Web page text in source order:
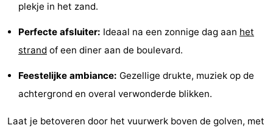
centra
Dorpen
&
Natuur
Zwembaden
-
plekje in het zand.
Perfecte afsluiter: Ideaal na een zonnige dag aan het
strand of een diner aan de boulevard.
Feestelijke ambiance: Gezellige drukte, muziek op de
achtergrond en overal verwonderde blikken.
Laat je betoveren door het vuurwerk boven de golven, met